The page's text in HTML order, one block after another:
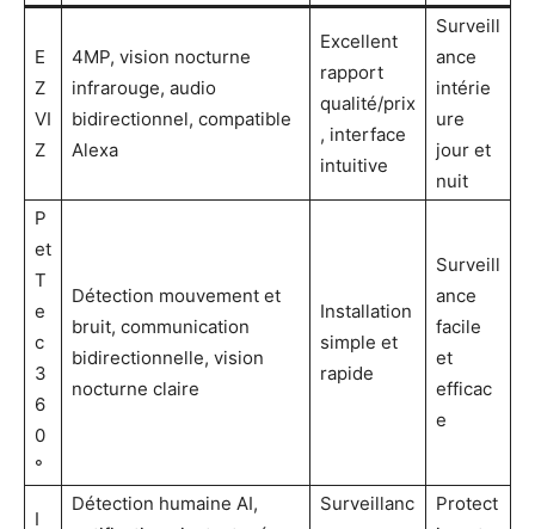
E
Z
VI
Z
4MP, vision nocturne
infrarouge, audio
bidirectionnel, compatible
Alexa
Excellent
rapport
qualité/prix
, interface
intuitive
Surveill
ance
intérie
ure
jour et
nuit
P
et
T
e
c
3
6
0
°
Détection mouvement et
bruit, communication
bidirectionnelle, vision
nocturne claire
Installation
simple et
rapide
Surveill
ance
facile
et
efficac
e
I
Détection humaine AI,
Surveillanc
Protect